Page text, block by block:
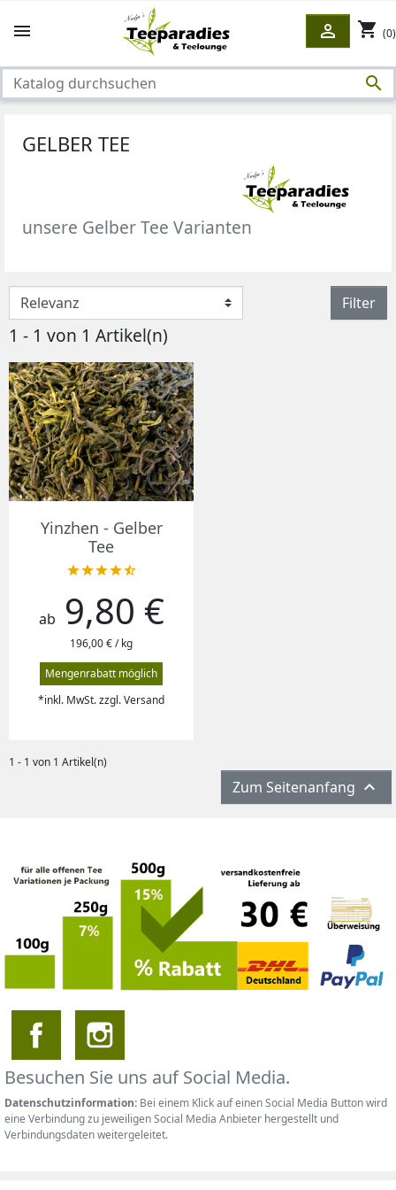


 shopping_cart (0)
GELBER TEE
unsere Gelber Tee Varianten
Filter
1 - 1 von 1 Artikel(n)
Yinzhen - Gelber
Tee

Preis
ab 9,80 €
196,00 € / kg
Mengenrabatt möglich
*inkl. MwSt. zzgl. Versand
1 - 1 von 1 Artikel(n)
Zum Seitenanfang 
Besuchen Sie uns auf Social Media.
Datenschutzinformation: Bei einem Klick auf einen Social Media Button wird
eine Verbindung zu jeweiligen Social Media Anbieter hergestellt und
Verbindungsdaten weitergeleitet.